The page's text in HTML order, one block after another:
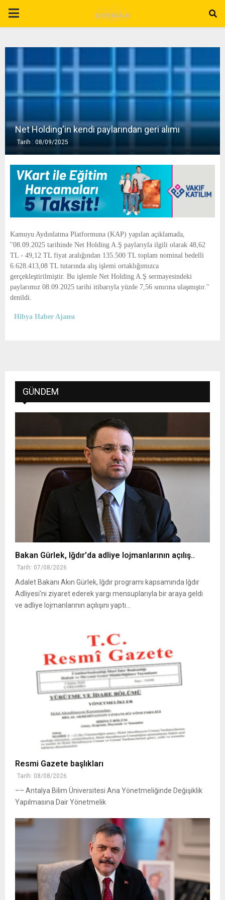
P
I
M
A
E
N
U
Net Holding'in kendi paylarından geri alımı
Tarih : 08/09/2025
Kamuyu Aydınlatma Platformuna (KAP) yapılan açıklamada,
''08.09.2025 tarihinde Net Holding A.Ş paylarıyla ilgili olarak 48,62
TL - 49,12 TL fiyat aralığından 135.500 TL toplam nominal bedelli
6.628.413,08 TL tutarında alış işlemi ortaklığımızca
gerçekleştirilmiştir. Bu işlemle Net Holding A.Ş sermayesindeki
paylarımız 08.09.2025 tarihi itibarıyla yüzde 7,56 sınırına ulaşmıştır.''
denildi.
Hibya Haber Ajansı
GÜNDEM
Bakan Gürlek, Iğdır'da adliye lojmanlarının açılış..
Tarih: 07/08/2026
Adalet Bakanı Akın Gürlek, Iğdır programı kapsamında Iğdır
Adliyesi'ni ziyaret ederek yargı mensuplarıyla bir araya geldi
ve adliye lojmanlarının açılışını yaptı...
Resmi Gazete başlıkları
Tarih: 08/08/2026
–– Antalya Bilim Üniversitesi Ana Yönetmeliğinde Değişiklik
Yapılmasına Dair Yönetmelik